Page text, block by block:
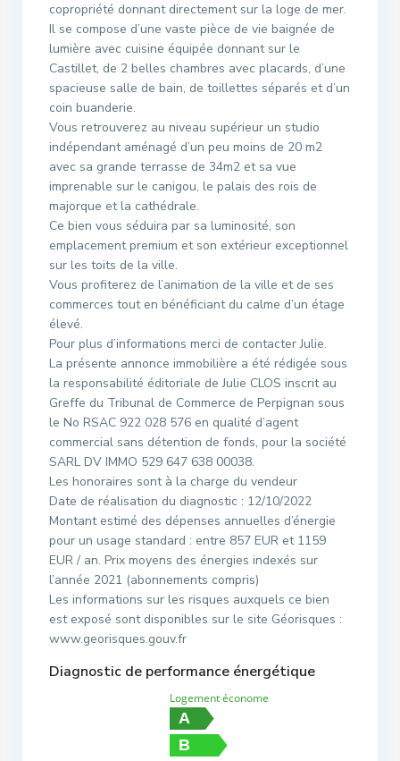
copropriété donnant directement sur la loge de mer.
Il se compose d’une vaste pièce de vie baignée de
lumière avec cuisine équipée donnant sur le
Castillet, de 2 belles chambres avec placards, d’une
spacieuse salle de bain, de toillettes séparés et d’un
coin buanderie.
Vous retrouverez au niveau supérieur un studio
indépendant aménagé d’un peu moins de 20 m2
avec sa grande terrasse de 34m2 et sa vue
imprenable sur le canigou, le palais des rois de
majorque et la cathédrale.
Ce bien vous séduira par sa luminosité, son
emplacement premium et son extérieur exceptionnel
sur les toits de la ville.
Vous profiterez de l’animation de la ville et de ses
commerces tout en bénéficiant du calme d’un étage
élevé.
Pour plus d’informations merci de contacter Julie.
La présente annonce immobilière a été rédigée sous
la responsabilité éditoriale de Julie CLOS inscrit au
Greffe du Tribunal de Commerce de Perpignan sous
le No RSAC 922 028 576 en qualité d’agent
commercial sans détention de fonds, pour la société
SARL DV IMMO 529 647 638 00038.
Les honoraires sont à la charge du vendeur
Date de réalisation du diagnostic : 12/10/2022
Montant estimé des dépenses annuelles d’énergie
pour un usage standard : entre 857 EUR et 1159
EUR / an. Prix moyens des énergies indexés sur
l’année 2021 (abonnements compris)
Les informations sur les risques auxquels ce bien
est exposé sont disponibles sur le site Géorisques :
www.georisques.gouv.fr
Diagnostic de performance énergétique
Logement économe
A
B